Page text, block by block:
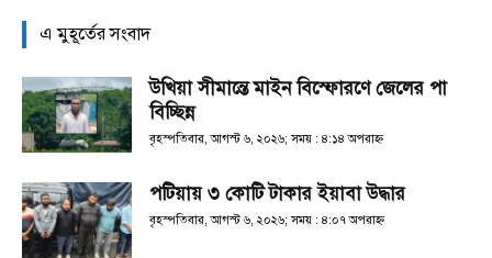
এ মুহূর্তের সংবাদ
উখিয়া সীমান্তে মাইন বিস্ফোরণে জেলের পা
বিচ্ছিন্ন
বৃহস্পতিবার, আগস্ট ৬, ২০২৬; সময় : ৪:১৪ অপরাহ্ণ
পটিয়ায় ৩ কোটি টাকার ইয়াবা উদ্ধার
বৃহস্পতিবার, আগস্ট ৬, ২০২৬; সময় : ৪:০৭ অপরাহ্ণ